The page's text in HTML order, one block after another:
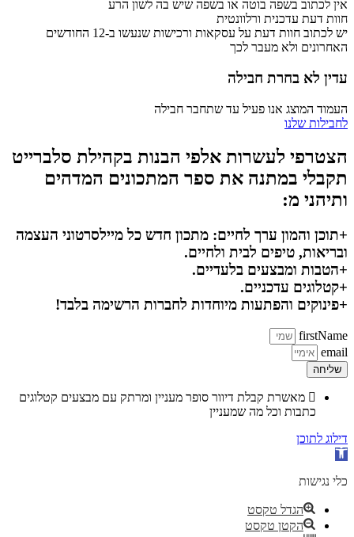
אין לכתוב בשפה בוטה או בשפה שיש בה לשון הרע
חוות דעת עדכנית ורלוונטית
יש לכתוב חוות דעת על עסקאות ורכישות שנעשו ב-12 החודשים
האחרונים ולא מעבר לכך
עדין לא בחרת חבילה
העמוד המוצג אנו פעיל עד שתחבר חבילה
לחבילות שלנו
הצטרפי לעשרות אלפי הבנות בקהילת סלברייט
תקבלי במתנה את ספר המתכונים המדהים
ותיהני מ:
+תוכן והמון ערך לחיים: מתכון חדש כל מיילסרטוני העצמה
ובריאות, טיפים לבית ולחיים.
+הטבות ומבצעים בלעדיים.
+קטלוגים עדכניים.
+פינוקים והפתעות מיוחדות לחברות הרשימה בלבד!
firstName
email
שליחה
מאשרת קבלת דיוור סופר מעניין ומרתק עם מבצעים קטלוגים
כתבות וכל מה שמעניין
דילוג לתוכן
פתח סרגל נגישות
כלי נגישות
הגדל טקסט
הקטן טקסט